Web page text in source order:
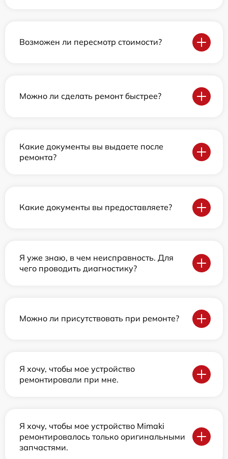
Возможен ли пересмотр стоимости?
Можно ли сделать ремонт быстрее?
Какие документы вы выдаете после
ремонта?
Какие документы вы предоставляете?
Я уже знаю, в чем неисправность. Для
чего проводить диагностику?
Можно ли присутствовать при ремонте?
Я хочу, чтобы мое устройство
ремонтировали при мне.
Я хочу, чтобы мое устройство Mimaki
ремонтировалось только оригинальными
запчастями.